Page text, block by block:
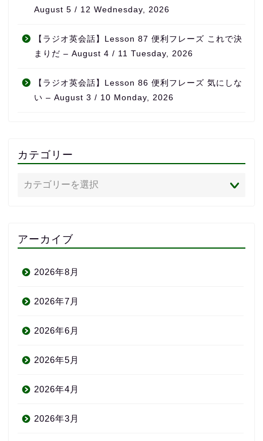
August 5 / 12 Wednesday, 2026
【ラジオ英会話】Lesson 87 便利フレーズ これで決
まりだ – August 4 / 11 Tuesday, 2026
【ラジオ英会話】Lesson 86 便利フレーズ 気にしな
い – August 3 / 10 Monday, 2026
カテゴリー
アーカイブ
2026年8月
2026年7月
2026年6月
2026年5月
2026年4月
2026年3月